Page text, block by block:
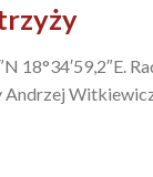
18°34′59,2″E.